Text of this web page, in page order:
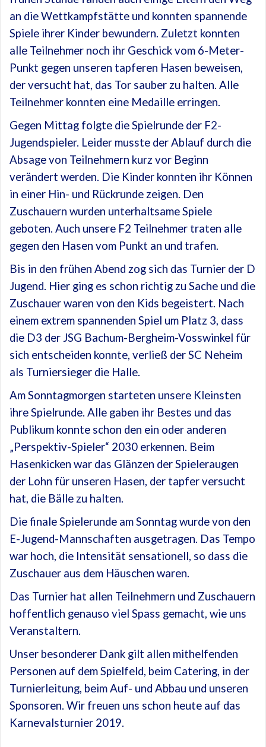
an die Wettkampfstätte und konnten spannende
Spiele ihrer Kinder bewundern. Zuletzt konnten
alle Teilnehmer noch ihr Geschick vom 6-Meter-
Punkt gegen unseren tapferen Hasen beweisen,
der versucht hat, das Tor sauber zu halten. Alle
Teilnehmer konnten eine Medaille erringen.
Gegen Mittag folgte die Spielrunde der F2-
Jugendspieler. Leider musste der Ablauf durch die
Absage von Teilnehmern kurz vor Beginn
verändert werden. Die Kinder konnten ihr Können
in einer Hin- und Rückrunde zeigen. Den
Zuschauern wurden unterhaltsame Spiele
geboten. Auch unsere F2 Teilnehmer traten alle
gegen den Hasen vom Punkt an und trafen.
Bis in den frühen Abend zog sich das Turnier der D
Jugend. Hier ging es schon richtig zu Sache und die
Zuschauer waren von den Kids begeistert. Nach
einem extrem spannenden Spiel um Platz 3, dass
die D3 der JSG Bachum-Bergheim-Vosswinkel für
sich entscheiden konnte, verließ der SC Neheim
als Turniersieger die Halle.
Am Sonntagmorgen starteten unsere Kleinsten
ihre Spielrunde. Alle gaben ihr Bestes und das
Publikum konnte schon den ein oder anderen
„Perspektiv-Spieler“ 2030 erkennen. Beim
Hasenkicken war das Glänzen der Spieleraugen
der Lohn für unseren Hasen, der tapfer versucht
hat, die Bälle zu halten.
Die finale Spielerunde am Sonntag wurde von den
E-Jugend-Mannschaften ausgetragen. Das Tempo
war hoch, die Intensität sensationell, so dass die
Zuschauer aus dem Häuschen waren.
Das Turnier hat allen Teilnehmern und Zuschauern
hoffentlich genauso viel Spass gemacht, wie uns
Veranstaltern.
Unser besonderer Dank gilt allen mithelfenden
Personen auf dem Spielfeld, beim Catering, in der
Turnierleitung, beim Auf- und Abbau und unseren
Sponsoren. Wir freuen uns schon heute auf das
Karnevalsturnier 2019.